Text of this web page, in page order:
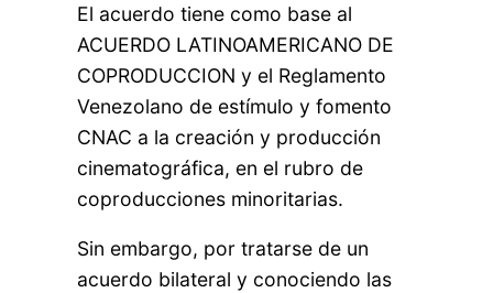
El acuerdo tiene como base al
ACUERDO LATINOAMERICANO DE
COPRODUCCION y el Reglamento
Venezolano de estímulo y fomento
CNAC a la creación y producción
cinematográfica, en el rubro de
coproducciones minoritarias.
Sin embargo, por tratarse de un
acuerdo bilateral y conociendo las